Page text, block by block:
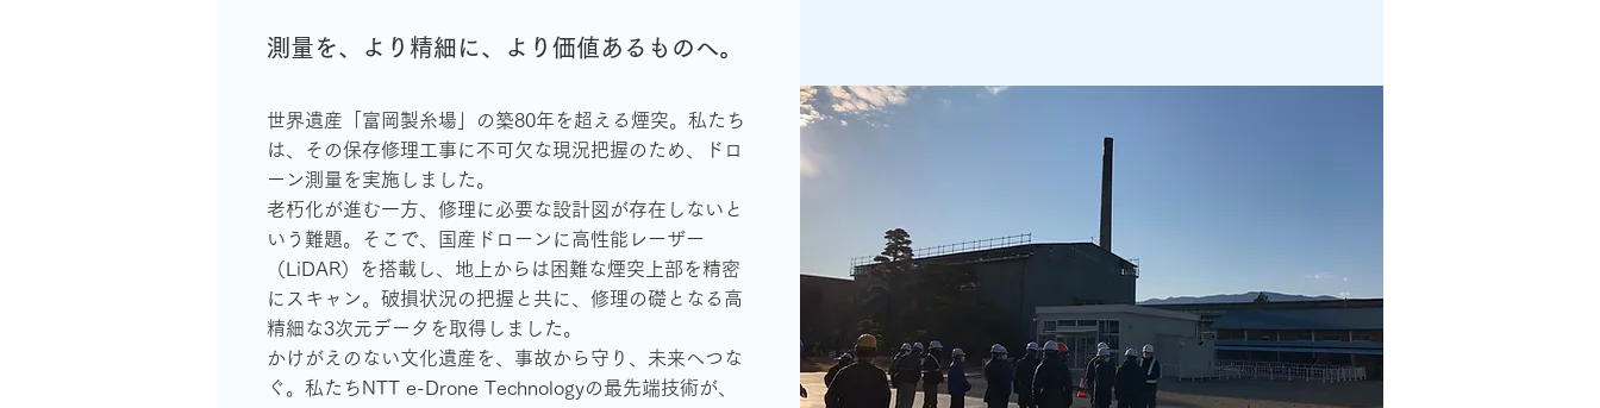
測量を、より精細に、より価値あるものへ。
世界遺産「富岡製糸場」の築80年を超える煙突。私たち
は、その保存修理工事に不可欠な現況把握のため、ドロ
ーン測量を実施しました。
老朽化が進む一方、修理に必要な設計図が存在しないと
いう難題。そこで、国産ドローンに高性能レーザー
（LiDAR）を搭載し、地上からは困難な煙突上部を精密
にスキャン。破損状況の把握と共に、修理の礎となる高
精細な3次元データを取得しました。
かけがえのない文化遺産を、事故から守り、未来へつな
ぐ。私たちNTT e-Drone Technologyの最先端技術が、